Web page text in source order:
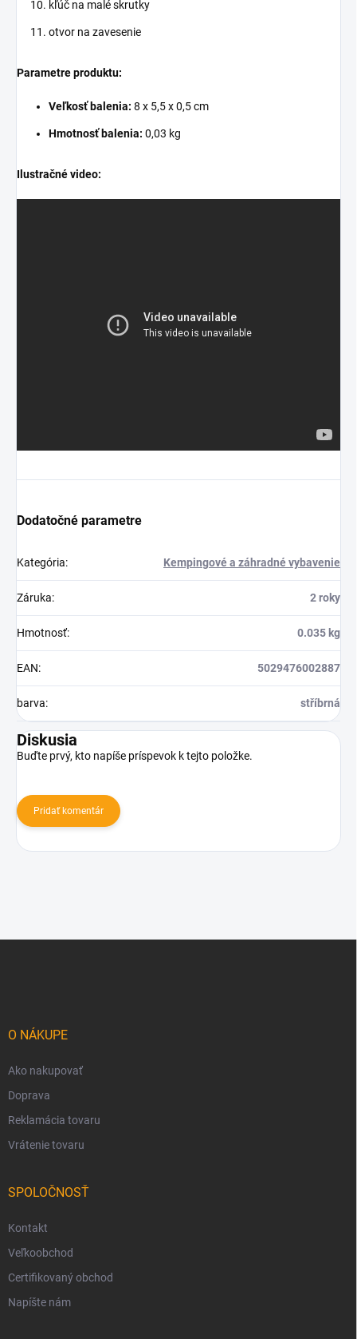
kľúč na malé skrutky
otvor na zavesenie
Parametre produktu:
Veľkosť balenia: 8 x 5,5 x 0,5 cm
Hmotnosť balenia: 0,03 kg
Ilustračné video:
Dodatočné parametre
Kategória: Kempingové a záhradné vybavenie
Záruka: 2 roky
Hmotnosť: 0.035 kg
EAN: 5029476002887
barva: stříbrná
Diskusia
Buďte prvý, kto napíše príspevok k tejto položke.
Pridať komentár
O NÁKUPE
Ako nakupovať
Doprava
Reklamácia tovaru
Vrátenie tovaru
SPOLOČNOSŤ
Kontakt
Veľkoobchod
Certifikovaný obchod
Napíšte nám